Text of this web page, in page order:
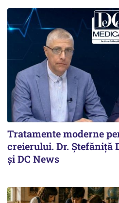
Tratamente moderne
creierului. Dr. Ștefăniță
și DC News